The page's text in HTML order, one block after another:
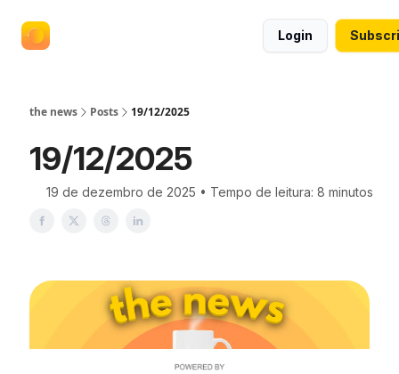
Login
the news Posts 19/12/2025
19/12/2025
19 de dezembro de 2025 • Tempo de leitura: 8 minutos